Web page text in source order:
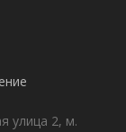
улица 2, м.